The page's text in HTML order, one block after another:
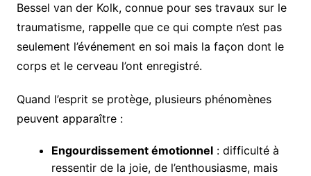
Bessel van der Kolk, connue pour ses travaux sur le
traumatisme, rappelle que ce qui compte n’est pas
seulement l’événement en soi mais la façon dont le
corps et le cerveau l’ont enregistré.
Quand l’esprit se protège, plusieurs phénomènes
peuvent apparaître :
Engourdissement émotionnel: difficulté à
ressentir de la joie, de l’enthousiasme, mais